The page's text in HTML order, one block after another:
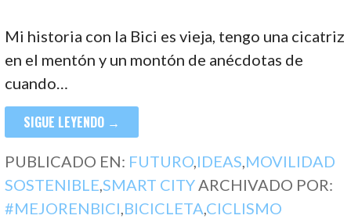
Mi historia con la Bici es vieja, tengo una cicatriz
en el mentón y un montón de anécdotas de
cuando…
SIGUE LEYENDO →
PUBLICADO EN: FUTURO,IDEAS,MOVILIDAD
SOSTENIBLE,SMART CITYARCHIVADO POR:
#MEJORENBICI,BICICLETA,CICLISMO